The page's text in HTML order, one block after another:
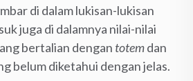
di dalam lukisan-lukisan
juga di dalamnya nilai-nilai
bertalian dengan totemdan
belum diketahui dengan jelas.